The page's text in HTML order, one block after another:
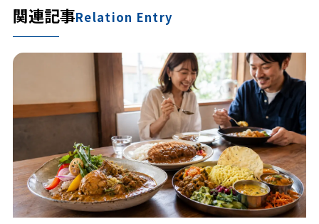
関連記事Relation Entry